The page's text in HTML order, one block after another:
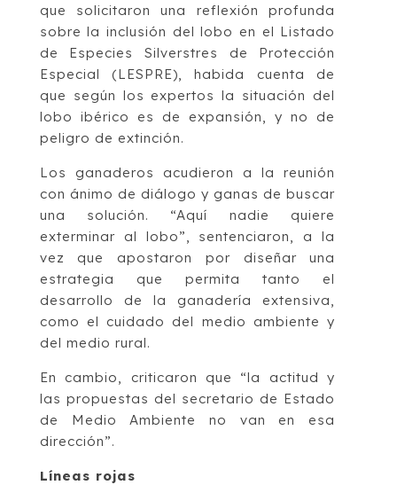
que solicitaron una reflexión profunda
sobre la inclusión del lobo en el Listado
de Especies Silverstres de Protección
Especial (LESPRE), habida cuenta de
que según los expertos la situación del
lobo ibérico es de expansión, y no de
peligro de extinción.
Los ganaderos acudieron a la reunión
con ánimo de diálogo y ganas de buscar
una solución. “Aquí nadie quiere
exterminar al lobo”, sentenciaron, a la
vez que apostaron por diseñar una
estrategia que permita tanto el
desarrollo de la ganadería extensiva,
como el cuidado del medio ambiente y
del medio rural.
En cambio, criticaron que “la actitud y
las propuestas del secretario de Estado
de Medio Ambiente no van en esa
dirección”.
Líneas rojas